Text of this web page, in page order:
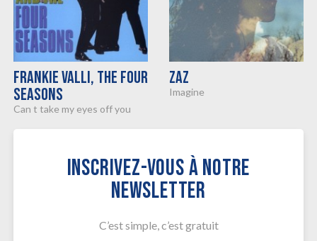
FRANKIE VALLI, THE FOUR
SEASONS
can t take my eyes off you
ZAZ
imagine
INSCRIVEZ-VOUS À NOTRE
NEWSLETTER
C’est simple, c’est gratuit